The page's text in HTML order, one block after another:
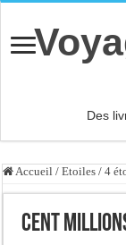
Des
Accueil / Etoiles / 4
Cent